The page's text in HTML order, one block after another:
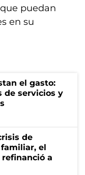
puedan
en su
el gasto:
de servicios y
de
el
a